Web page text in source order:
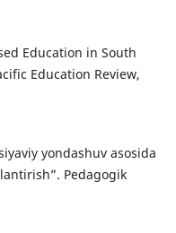
Education in South
Education Review,
yondashuv asosida
Pedagogik